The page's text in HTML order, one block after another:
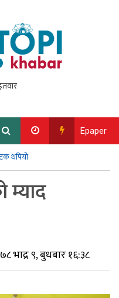
Epaper
थपियो
म्याद
भाद्र ९, बुधबार १६:३८